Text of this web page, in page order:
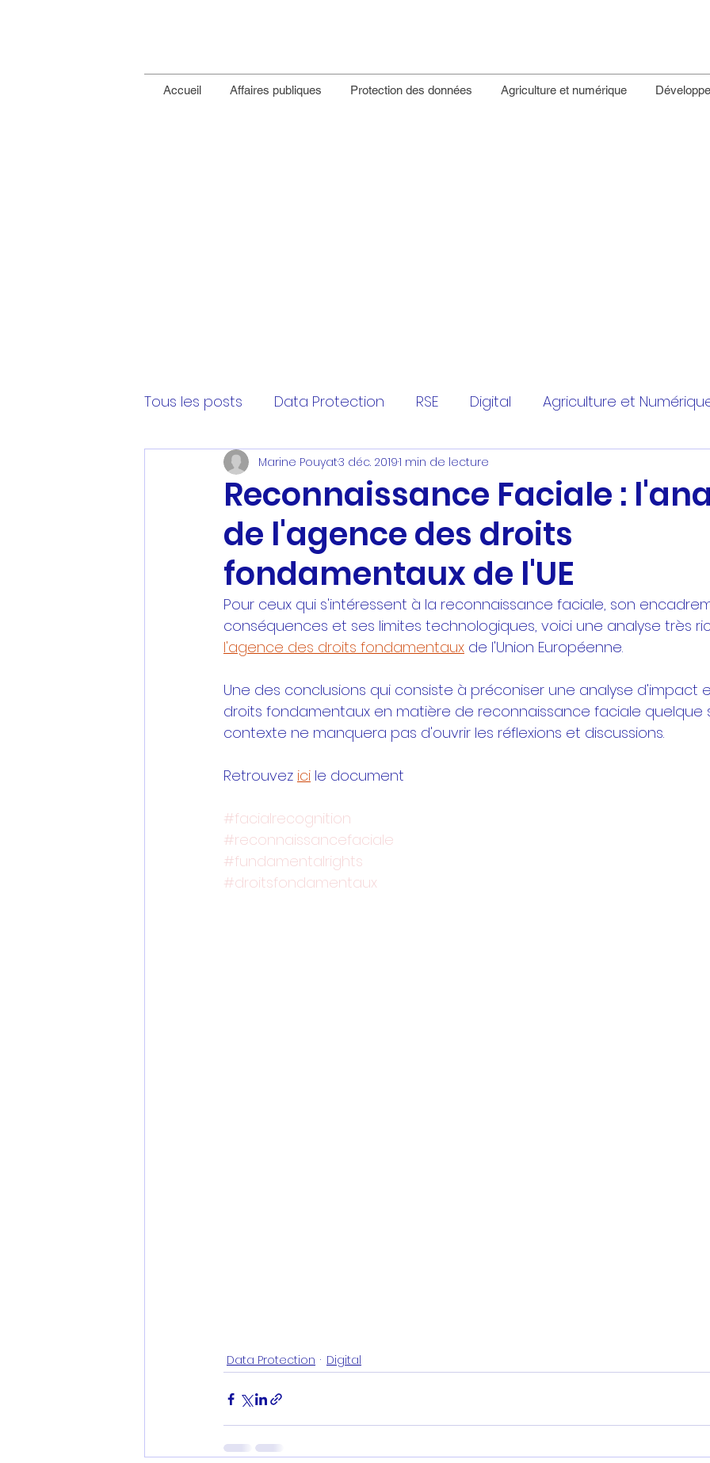
Accueil Affaires publiques Protection des données Agriculture et numérique
Tous les posts Data Protection RSE Digital Agriculture et
fiscalité reconnaissance faciale sécurité
entreprenariat Lecture alimentation
Reconnaissance Faciale :
de l'agence des droits
fondamentaux de l'UE
Marine Pouyat3 déc. 20191 min de lecture
Pour ceux qui s'intéressent à la reconnaissance faciale, son
conséquences et ses limites technologiques, voici une analyse très
l'agence des droits fondamentaux de l'Union Européenne.
Une des conclusions qui consiste à préconiser une analyse d'impact
droits fondamentaux en matière de reconnaissance faciale quelque
contexte ne manquera pas d'ouvrir les réflexions et discussions.
Retrouvez ici le document
#facialrecognition
#reconnaissancefaciale
#fundamentalrights
#droitsfondamentaux
Data Protection Digital